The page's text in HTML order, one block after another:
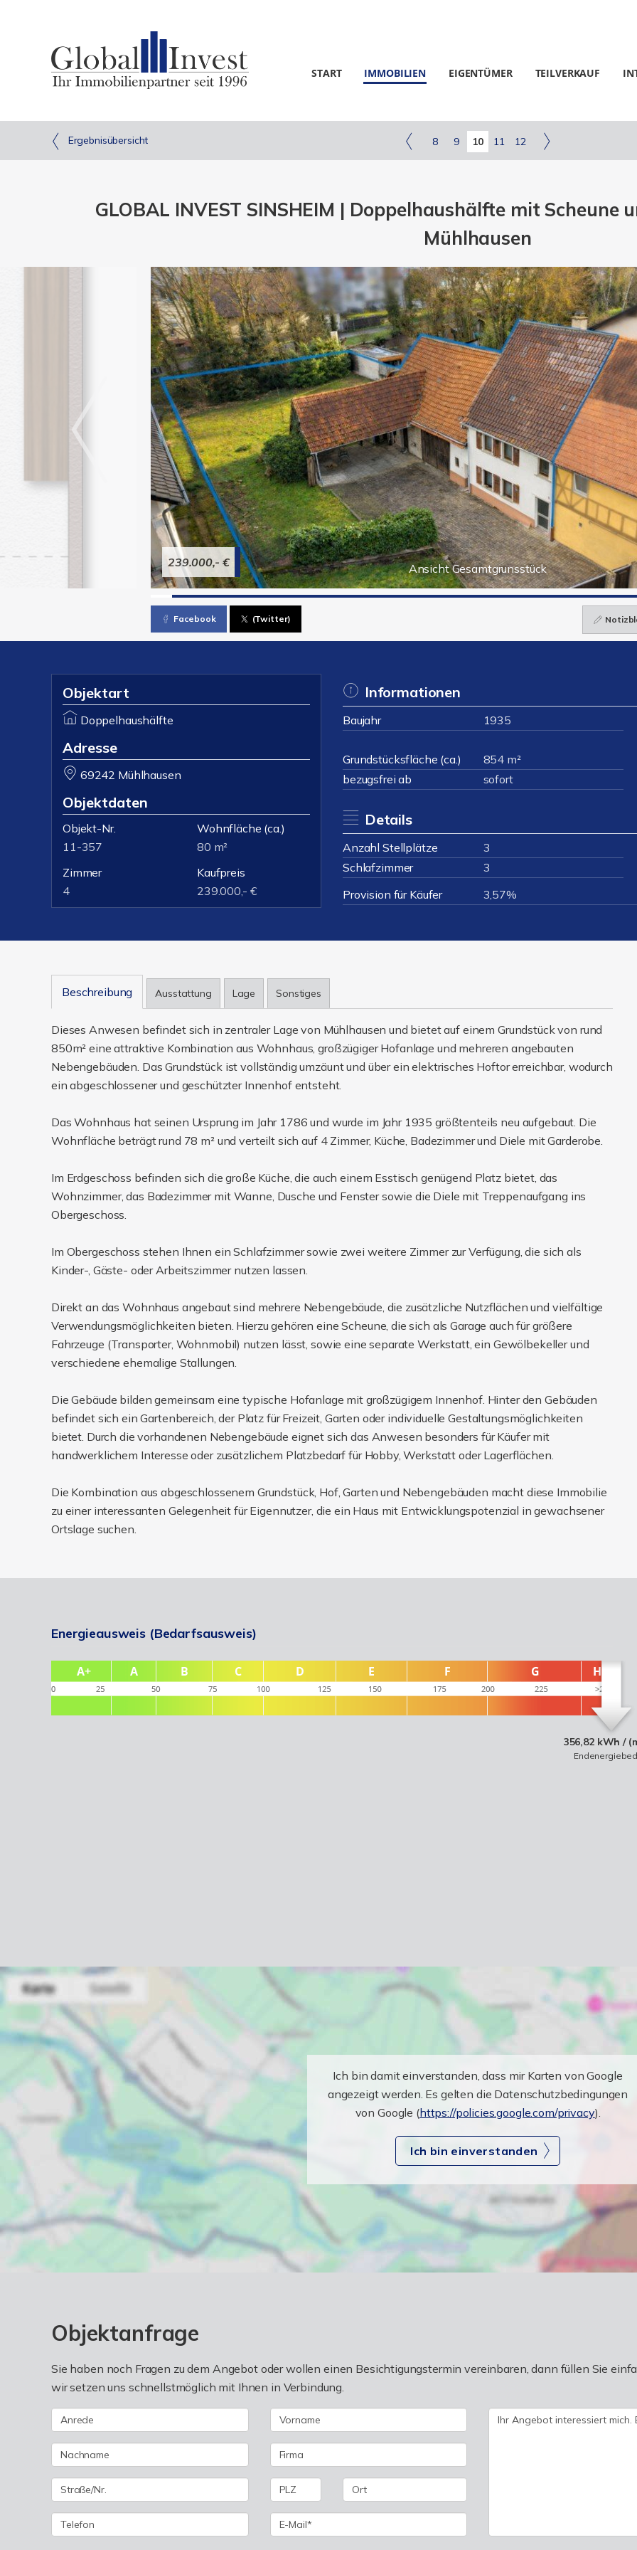
START IMMOBILIEN EIGENTÜMER TEILVERKAUF
Ergebnisübersicht 8 9 10 11 12
GLOBAL INVEST SINSHEIM | Doppelhaushälfte mit Scheune
Mühlhausen
Ansicht Gesamtgrunsstück
239.000,- €
Facebook (Twitter)
Objektart
Doppelhaushälfte
Adresse
69242 Mühlhausen
Objektdaten
Objekt-Nr.
11-357
Wohnfläche (ca.)
80 m²
Zimmer
4
Kaufpreis
239.000,- €
Informationen
Baujahr 1935
Grundstücksfläche (ca.) 854 m²
bezugsfrei ab
sofort
Details
Anzahl Stellplätze 3
Schlafzimmer
3
Provision für Käufer
3,57%
Beschreibung Ausstattung Lage Sonstiges
Dieses Anwesen befindet sich in zentraler Lage von Mühlhausen und bietet auf einem Grundstück von rund
850m² eine attraktive Kombination aus Wohnhaus, großzügiger Hofanlage und mehreren angebauten
Nebengebäuden. Das Grundstück ist vollständig umzäunt und über ein elektrisches Hoftor erreichbar, wodurch
ein abgeschlossener und geschützter Innenhof entsteht.
Das Wohnhaus hat seinen Ursprung im Jahr 1786 und wurde im Jahr 1935 größtenteils neu aufgebaut. Die
Wohnfläche beträgt rund 78 m² und verteilt sich auf 4 Zimmer, Küche, Badezimmer und Diele mit Garderobe.
Im Erdgeschoss befinden sich die große Küche, die auch einem Esstisch genügend Platz bietet, das
Wohnzimmer, das Badezimmer mit Wanne, Dusche und Fenster sowie die Diele mit Treppenaufgang ins
Obergeschoss.
Im Obergeschoss stehen Ihnen ein Schlafzimmer sowie zwei weitere Zimmer zur Verfügung, die sich als
Kinder-, Gäste- oder Arbeitszimmer nutzen lassen.
Direkt an das Wohnhaus angebaut sind mehrere Nebengebäude, die zusätzliche Nutzflächen und vielfältige
Verwendungsmöglichkeiten bieten. Hierzu gehören eine Scheune, die sich als Garage auch für größere
Fahrzeuge (Transporter, Wohnmobil) nutzen lässt, sowie eine separate Werkstatt, ein Gewölbekeller und
verschiedene ehemalige Stallungen.
Die Gebäude bilden gemeinsam eine typische Hofanlage mit großzügigem Innenhof. Hinter den Gebäuden
befindet sich ein Gartenbereich, der Platz für Freizeit, Garten oder individuelle Gestaltungsmöglichkeiten
bietet. Durch die vorhandenen Nebengebäude eignet sich das Anwesen besonders für Käufer mit
handwerklichem Interesse oder zusätzlichem Platzbedarf für Hobby, Werkstatt oder Lagerflächen.
Die Kombination aus abgeschlossenem Grundstück, Hof, Garten und Nebengebäuden macht diese Immobilie
zu einer interessanten Gelegenheit für Eigennutzer, die ein Haus mit Entwicklungspotenzial in gewachsener
Ortslage suchen.
Energieausweis (Bedarfsausweis)
356,82 kWh /
Ich bin damit einverstanden, dass mir Karten von Google
angezeigt werden. Es gelten die Datenschutzbedingungen
von Google (https://policies.google.com/privacy).
Ich bin einverstanden
Objektanfrage
Sie haben noch Fragen zu dem Angebot oder wollen einen Besichtigungstermin vereinbaren, dann füllen Sie
wir setzen uns schnellstmöglich mit Ihnen in Verbindung.